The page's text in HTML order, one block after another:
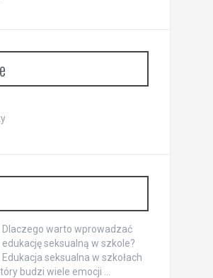
Dlaczego warto wprowadzać
edukację seksualną w szkole?
Edukacja seksualna w szkołach
budzi wiele emocji …